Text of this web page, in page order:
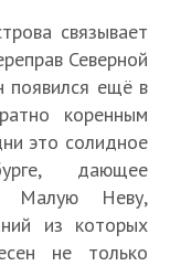
связывает
Северной
появился ещё в
коренным
это солидное
дающее
Малую Неву,
из которых
не только